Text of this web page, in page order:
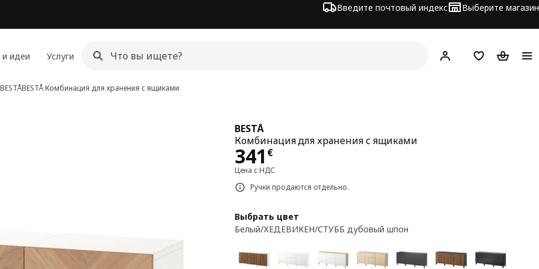
Введите почтовый индекс Выберите магазин
идеи Услуги Hej! ВойтиСписокКорзина
BESTÅКомбинация для хранения с ящиками
BESTÅ
Комбинация для хранения с ящиками
341 €
Цена 341€
Цена с НДС
Ручки продаются отдельно.
Выбрать цвет
Белый/ХЕДЕВИКЕН/СТУББ дубовый шпон